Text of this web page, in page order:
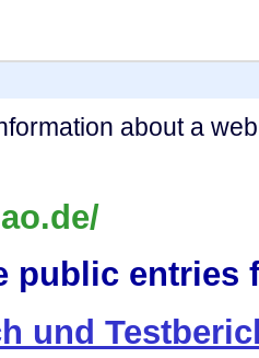
about a
public entries
und